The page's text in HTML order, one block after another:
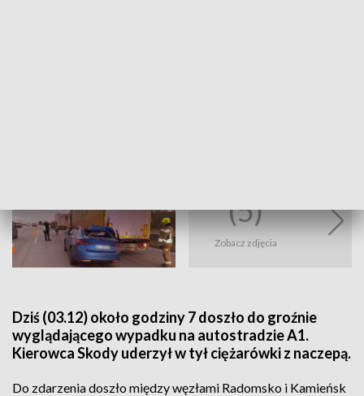
(5)
Zobacz zdjęcia
Dziś (03.12) około godziny 7 doszło do groźnie
wyglądającego wypadku na autostradzie A1.
Kierowca Skody uderzył w tył ciężarówki z naczepą.
Do zdarzenia doszło między węzłami Radomsko i Kamieńsk